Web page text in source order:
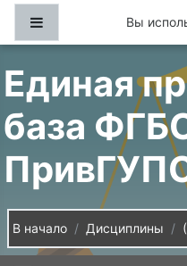
Перейти к основному
Боковая панель
Вы
Единая
база
В начало Дисциплины